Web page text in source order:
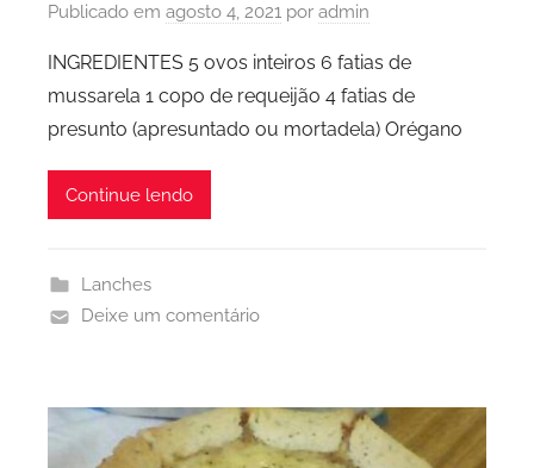
Publicado em agosto 4, 2021 por admin
INGREDIENTES 5 ovos inteiros 6 fatias de
mussarela 1 copo de requeijão 4 fatias de
presunto (apresuntado ou mortadela) Orégano
Continue lendo
Lanches
Deixe um comentário